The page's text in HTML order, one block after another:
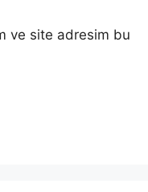
ve site adresim bu